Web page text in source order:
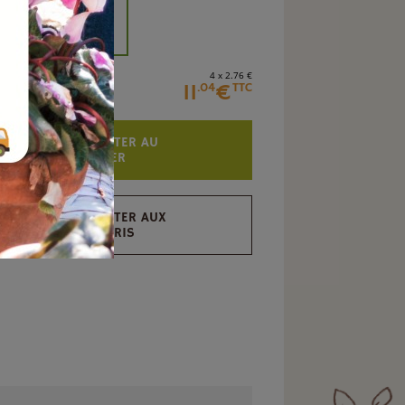
+
4 x 2.76 €
11.04€TTC
AJOUTER AU
PANIER
AJOUTER AUX
FAVORIS